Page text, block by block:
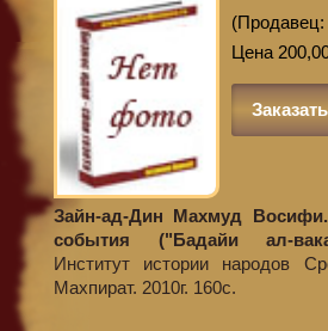
(Продавец:
Цена
Заказать
Зайн-ад-Дин Махмуд Восифи. Удивительные
события ("Бадайи ал-
Институт истории народов
Махпират. 2010г. 160с.